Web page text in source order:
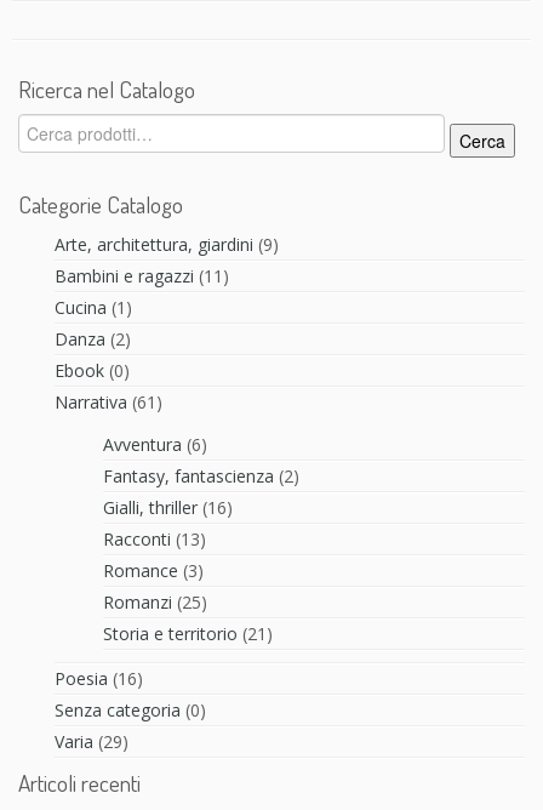
Ricerca nel Catalogo
Cerca:
Cerca
Categorie Catalogo
Arte, architettura, giardini (9)
Bambini e ragazzi (11)
Cucina (1)
Danza (2)
Ebook (0)
Narrativa (61)
Avventura (6)
Fantasy, fantascienza (2)
Gialli, thriller (16)
Racconti (13)
Romance (3)
Romanzi (25)
Storia e territorio (21)
Poesia (16)
Senza categoria (0)
Varia (29)
Articoli recenti